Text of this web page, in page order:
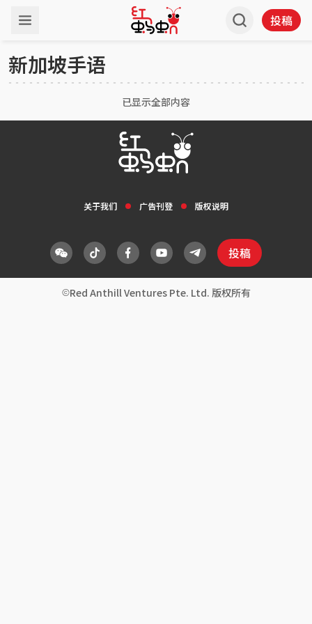
投稿
新加坡手语
已显示全部内容
关于我们 广告刊登 版权说明
投稿
Red Anthill Ventures Pte. Ltd. 版权所有